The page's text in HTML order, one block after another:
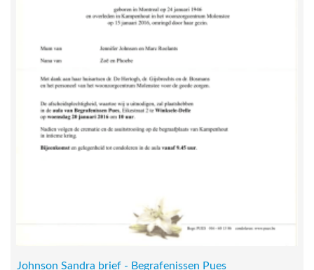
Johnson Sandra brief - Begrafenissen Pues